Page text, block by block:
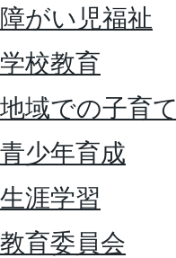
障がい児福祉
学校教育
地域での子育て
青少年育成
生涯学習
教育委員会